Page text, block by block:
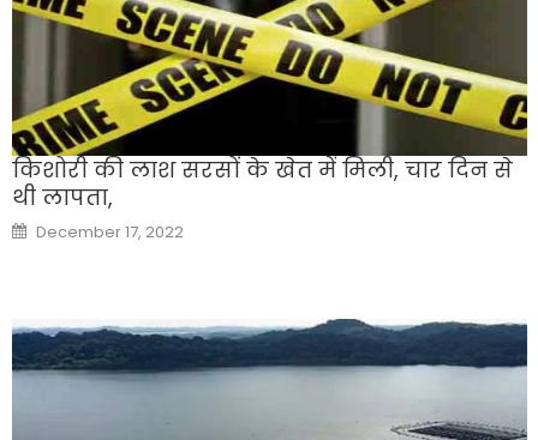
किशोरी की लाश सरसों के खेत में मिली, चार दिन से
थी लापता,
Posted
on
December 17, 2022